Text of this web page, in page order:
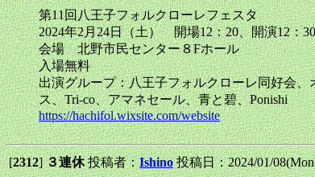
第11回八王子フォルクローレフェスタ
2024年2月24日（土） 開場12：20、開演12：30
会場 北野市民センター８Fホール
入場無料
出演グループ：八王子フォルクローレ同好会、
ス、Tri-co、アマネセール、青と碧、Ponishi
https://hachifol.wixsite.com/website
[2312]３連休投稿者：Ishino 投稿日：2024/01/